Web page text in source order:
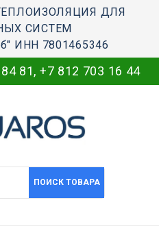
ДЛЯ
СИСТЕМ
ИНН 7801465346
81, +7 812 703 16 44
ПОИСК ТОВАРА